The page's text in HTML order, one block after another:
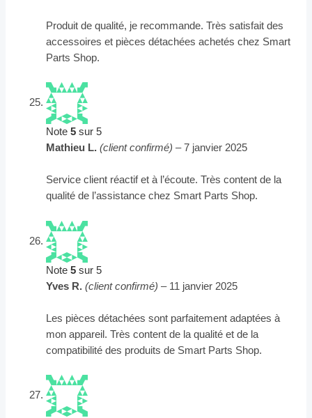
Produit de qualité, je recommande. Très satisfait des
accessoires et pièces détachées achetés chez Smart
Parts Shop.
Note5 sur 5
Mathieu L.(client confirmé) – 7 janvier 2025
Service client réactif et à l’écoute. Très content de la
qualité de l’assistance chez Smart Parts Shop.
Note5 sur 5
Yves R.(client confirmé) – 11 janvier 2025
Les pièces détachées sont parfaitement adaptées à
mon appareil. Très content de la qualité et de la
compatibilité des produits de Smart Parts Shop.